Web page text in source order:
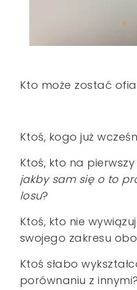
Kto może zostać
Ktoś, kogo już
Ktoś, kto na
jakby sam się o to
losu?
Ktoś, kto nie
swojego zakresu
Ktoś słabo
porównaniu z innymi?